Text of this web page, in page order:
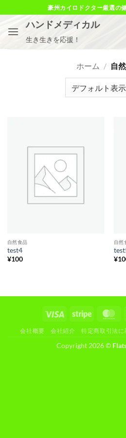
to
content
豪州カイロドクター厳選の
ハンドメディカル
生き生きを応援！
ホーム / 自
自然食品
test4
¥100
自然
¥
Visa Stripe
会社概要 会社紹介 特定商取引法に
Copyright 2026 ©